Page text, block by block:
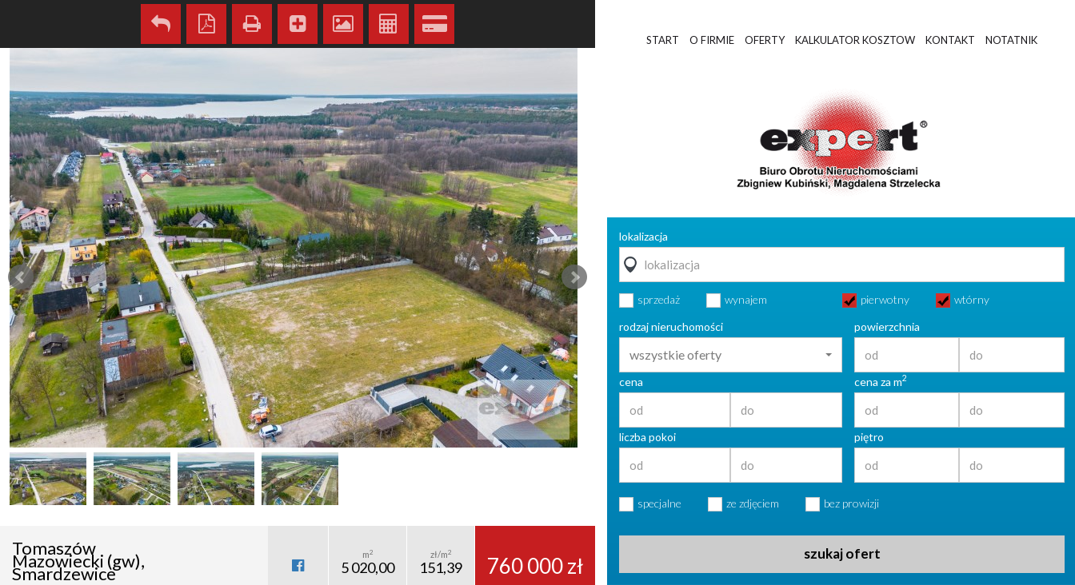
Tomaszów
Mazowiecki (gw),
Smardzewice
m2
5 020,00
zł/m2
151,39 760 000 zł
START O FIRMIE OFERTY KALKULATOR KOSZTOW KONTAKT NOTATNIK
lokalizacja
sprzedaż wynajem pierwotny
wtórny
rodzaj nieruchomości
wszystkie oferty
powierzchnia
cena cena za m2
liczba pokoi piętro
specjalne ze zdjęciem bez prowizji
szukaj ofert